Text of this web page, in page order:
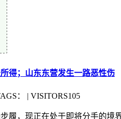
得；山东东营发生一路恶性伤
： | VISITORS105
履，现正在处于即将分手的境